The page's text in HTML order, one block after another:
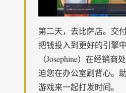
第二天，去比萨店。交
把钱投入到更好的引擎
（Josephine）在经销商
迫您在办公室刷背心。
游戏来一起打发时间。